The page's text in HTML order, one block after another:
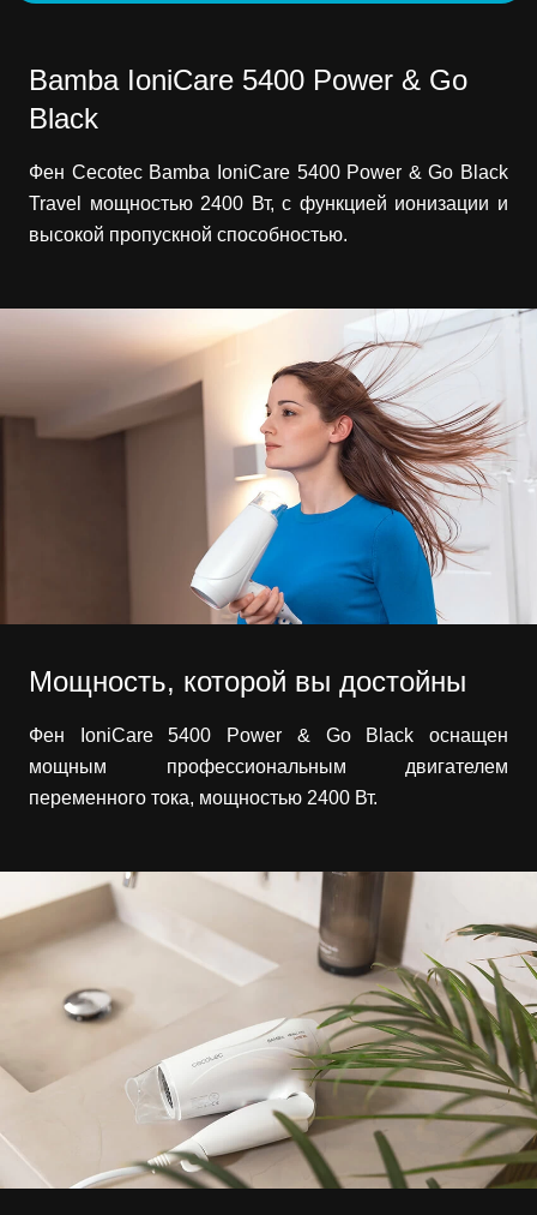
Bamba IoniCare 5400 Power & Go
Black
Фен Cecotec Bamba IoniCare 5400 Power & Go Black
Travel мощностью 2400 Вт, с функцией ионизации и
высокой пропускной способностью.
Мощность, которой вы достойны
Фен IoniCare 5400 Power & Go Black оснащен
мощным профессиональным двигателем
переменного тока, мощностью 2400 Вт.